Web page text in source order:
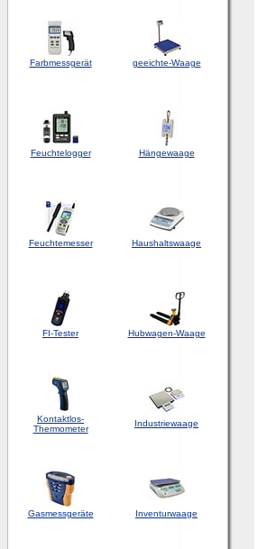
Farbmessgerät geeichte-Waage
Feuchtelogger Hängewaage
Feuchtemesser Haushaltswaage
FI-Tester Hubwagen-Waage
Kontaktlos-
Thermometer
Industriewaage
Gasmessgeräte Inventurwaage